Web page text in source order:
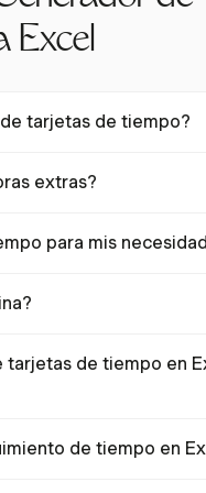
Excel
tarjetas de tiempo?
personalizables
extras?
diarias según las leyes
para mis
de la empresa.
de nómina como
tarjetas de tiempo en
para cálculos precisos,
de tiempo en